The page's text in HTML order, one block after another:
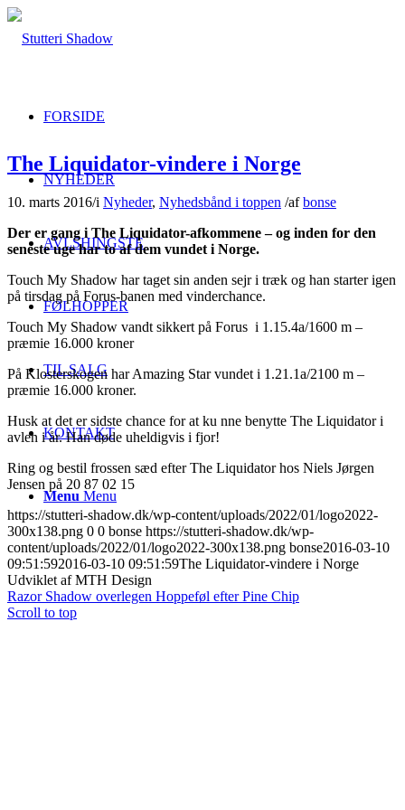
FORSIDE
NYHEDER
AVLSHINGSTE
FØLHOPPER
TIL SALG
KONTAKT
Menu Menu
The Liquidator-vindere i Norge
10. marts 2016/i Nyheder, Nyhedsbånd i toppen /afbonse
Der er gang i The Liquidator-afkommene – og inden for den
seneste uge har to af dem vundet i Norge.
Touch My Shadow har taget sin anden sejr i træk og han starter igen
på tirsdag på Forus-banen med vinderchance.
Touch My Shadow vandt sikkert på Forus i 1.15.4a/1600 m –
præmie 16.000 kroner
På Klosterskogen har Amazing Star vundet i 1.21.1a/2100 m –
præmie 16.000 kroner.
Husk at det er sidste chance for at ku nne benytte The Liquidator i
avlen i år. Han døde uheldigvis i fjor!
Ring og bestil frossen sæd efter The Liquidator hos Niels Jørgen
Jensen på 20 87 02 15
https://stutteri-shadow.dk/wp-content/uploads/2022/01/logo2022-
300x138.png 0 0 bonse https://stutteri-shadow.dk/wp-
content/uploads/2022/01/logo2022-300x138.png bonse2016-03-10
09:51:592016-03-10 09:51:59The Liquidator-vindere i Norge
Udviklet af MTH Design
Razor Shadow overlegen Hoppeføl efter Pine Chip
Scroll to top